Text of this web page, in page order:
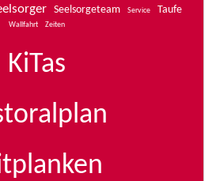
Seelsorgeteam Service Taufe
Wallfahrt Zeiten
KiTas